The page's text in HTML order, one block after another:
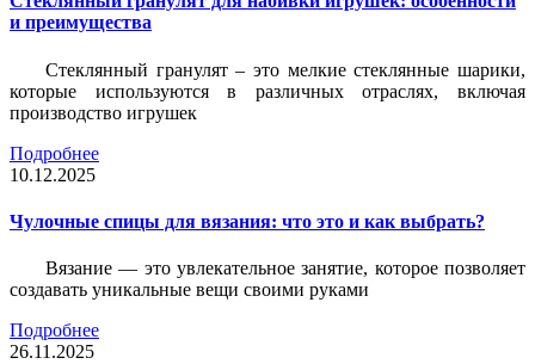
и преимущества
Стеклянный гранулят – это мелкие стеклянные шарики,
которые используются в различных отраслях, включая
производство игрушек
Подробнее
10.12.2025
Чулочные спицы для вязания: что это и как выбрать?
Вязание — это увлекательное занятие, которое позволяет
создавать уникальные вещи своими руками
Подробнее
26.11.2025